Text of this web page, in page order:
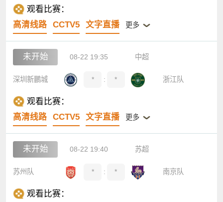
观看比赛：
高清线路
CCTV5 文字直播 更多
未开始 08-22 19:35 中超
深圳新鵬城 * : * 浙江队
观看比赛：
高清线路
CCTV5 文字直播 更多
未开始 08-22 19:40 苏超
苏州队 * : * 南京队
观看比赛：